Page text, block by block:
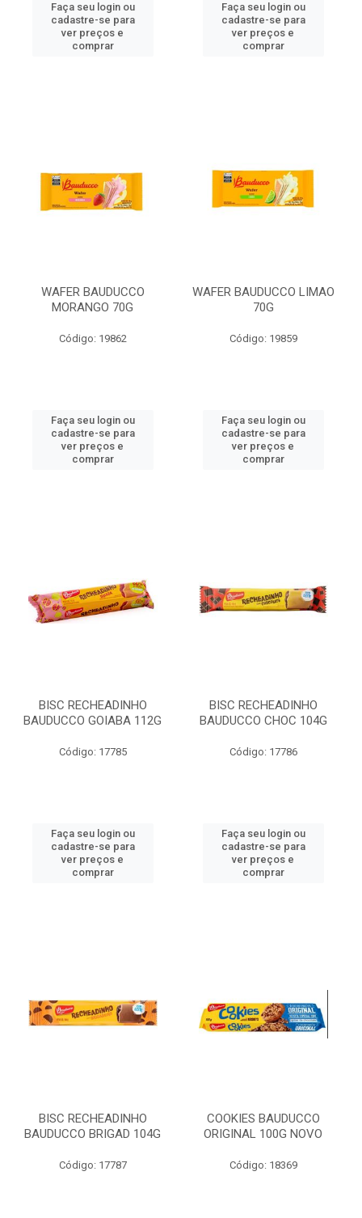
Faça seu login ou
cadastre-se para
ver preços e
comprar
Faça seu login ou
cadastre-se para
ver preços e
comprar
WAFER BAUDUCCO
MORANGO 70G
Código: 19862
Faça seu login ou
cadastre-se para
ver preços e
comprar
WAFER BAUDUCCO LIMAO
70G
Código: 19859
Faça seu login ou
cadastre-se para
ver preços e
comprar
BISC RECHEADINHO
BAUDUCCO GOIABA 112G
Código: 17785
Faça seu login ou
cadastre-se para
ver preços e
comprar
BISC RECHEADINHO
BAUDUCCO CHOC 104G
Código: 17786
Faça seu login ou
cadastre-se para
ver preços e
comprar
BISC RECHEADINHO
BAUDUCCO BRIGAD 104G
Código: 17787
COOKIES BAUDUCCO
ORIGINAL 100G NOVO
Código: 18369